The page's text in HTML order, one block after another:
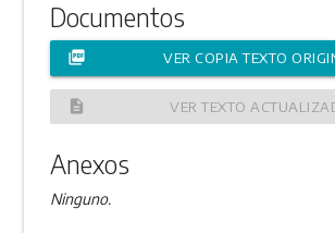
Documentos
picture_as_pdf VER COPIA TEXTO
description VER TEXTO
Anexos
Ninguno.